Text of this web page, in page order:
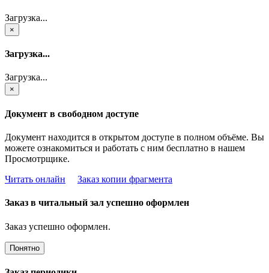
Загрузка...
×
Загрузка...
Загрузка...
×
Документ в свободном доступе
Документ находится в открытом доступе в полном объёме. Вы
можете ознакомиться и работать с ним бесплатно в нашем
Просмотрщике.
Читать онлайн
Заказ копии фрагмента
Заказ в читальный зал успешно оформлен
Заказ успешно оформлен.
Понятно